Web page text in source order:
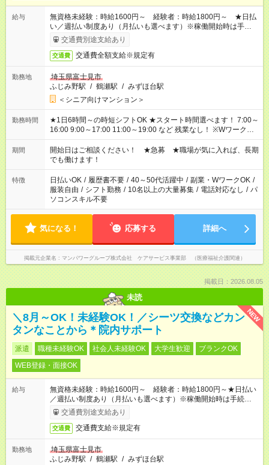
給与
無資格未経験：時給1600円～ 経験者：時給1800円～ ★日払
い／週払い制度あり（月払いも選べます）※稼働開始時は手続き
完了次第のお支払いとなります。
交通費別途支給あり
交通費 交通費全額支給※規定有
勤務地
埼玉県富士見市
ふじみ野駅 / 鶴瀬駅 / みずほ台駅
＜シニア向けマンション＞
勤務時間
★1日6時間～の時短シフトOK ★スタート時間選べます！ 7:00～
16:00 9:00～17:00 11:00～19:00 など 残業なし！ ※Wワークの
場合、他のお仕事と合わせ週40時間超の就業はご案内できませ
ん ※法令に基づき、週20時間以上勤務は社会保険への加入対象
となります ※労働者派遣法（日雇い派遣の原則禁止）により、
短時間・短期間の就業はご案内が難しい場合があります
期間
開始日はご相談ください！ ★急募 ★職場が気に入れば、長期
でも働けます！
特徴 日払いOK / 履歴書不要 / 40～50代活躍中 / 副業・WワークOK /
服装自由 / シフト勤務 / 10名以上の大量募集 / 電話対応なし / パ
ソコンスキル不要
気になる！ 応募する 詳細へ
掲載元企業名 マンパワーグループ株式会社 ケアサービス事業部 （医療福祉介護関連）
掲載日：2026.08.05
未読
NEW
＼8月～OK！未経験OK！／シーツ交換などカン
タンなことから＊院内サポート
派遣 職種未経験OK 社会人未経験OK 大学生歓迎
ブランクOK
WEB登録・面接OK
給与
無資格未経験：時給1600円～ 経験者：時給1800円～★日払い
／週払い制度あり（月払いも選べます）※稼働開始時は手続き完
了次第のお支払いとなります。
交通費別途支給あり
交通費 交通費支給※規定有
勤務地
埼玉県富士見市
ふじみ野駅 / 鶴瀬駅 / みずほ台駅